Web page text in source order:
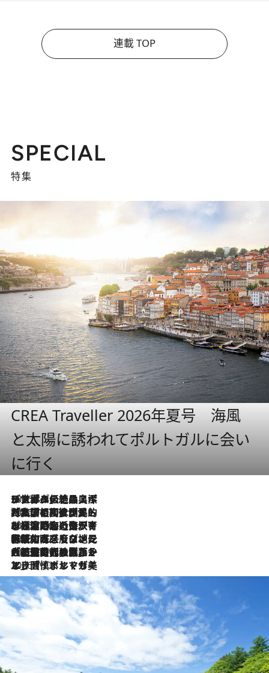
連載 TOP
SPECIAL
特集
CREA Traveller 2026年夏号 海風
と太陽に誘われてポルトガルに会い
に行く
2026.8.8
リスボンの絶品スイーツ「パステル・デ・ナタ」とは？ポルトガル伝統の奥深い世界へ
2026.7.27
「私の祖国はポルトガル語です」国民的詩人フェルナンド・ペソアと、彼が愛した文学の街を歩く
2026.7.26
ポルトガル近海が育む極上の海の幸。キリリと冷えた白ワインと愉しむ、シーフード専門店の贅沢
2026.7.22
伝統の味をモダンに昇華。高感度な地元客が集う、リスボンの最旬ガストロノミー
2026.7.21
大航海時代の栄華から、震災、独裁、そして革命へ。ポルトガル・首都リスボンの石畳に刻まれた「歴史の光と影」
2026.7.13
エッセイ・ヤマザキマリ「慎ましくも美しき国 ポルトガル」